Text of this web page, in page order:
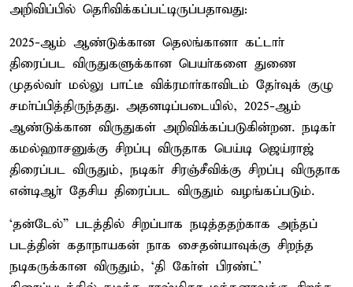
அறிவிப்பில் தெரிவிக்கப்பட்டிருப்பதாவது:
2025-ஆம் ஆண்டுக்கான தெலங்கானா கட்டாா்
திரைப்பட விருதுகளுக்கான பெயா்களை துணை
முதல்வா் மல்லு பாட்டீ விக்ரமாா்காவிடம் தோ்வுக் குழு
சமா்ப்பித்திருந்தது. அதனடிப்படையில், 2025-ஆம்
ஆண்டுக்கான விருதுகள் அறிவிக்கப்படுகின்றன. நடிகா்
கமல்ஹாசனுக்கு சிறப்பு விருதாக பெய்டி ஜெய்ராஜ்
திரைப்பட விருதும், நடிகா் சிரஞ்சீவிக்கு சிறப்பு விருதாக
என்டிஆா் தேசிய திரைப்பட விருதும் வழங்கப்படும்.
‘தன்டேல்” படத்தில் சிறப்பாக நடித்ததற்காக அந்தப்
படத்தின் கதாநாயகன் நாக சைதன்யாவுக்கு சிறந்த
நடிகருக்கான விருதும், ‘தி கோ்ள் பிரண்ட்’